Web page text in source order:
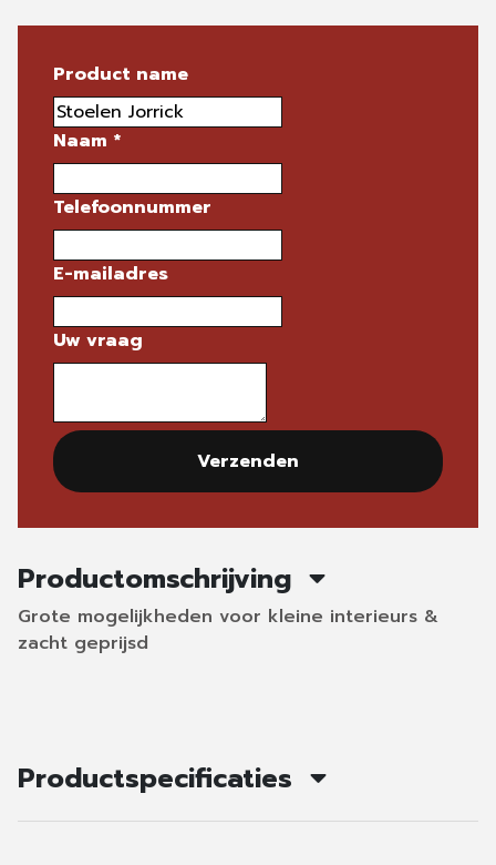
Product name
Naam *
Telefoonnummer
E-mailadres
Uw vraag
Verzenden
Productomschrijving
Grote mogelijkheden voor kleine interieurs &
zacht geprijsd
Productspecificaties